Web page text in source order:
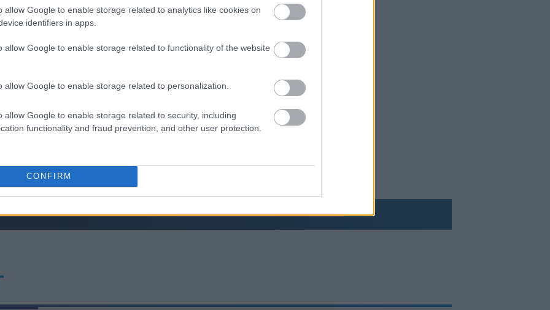
allow Google to enable storage related to analytics like cookies on
identifiers in apps.
allow Google to enable storage related to functionality of the website
allow Google to enable storage related to personalization.
allow Google to enable storage related to security, including
functionality and fraud prevention, and other user protection.
CONFIRM
από τα δάνεια του ν. Κατσέλη
«κόκκινες γραμμές» για το περιβάλλον
και επενδύσεις
της ελληνικής βιομηχανίας
ανάπτυξης του κέντρου δεδομένων
Stargate
08:31
5 γραφικά ψαροχώρια της Ελλάδας
που δεν έχετε ανακαλύψει ακόμα
στρες τεστ
Τα ανοιχτά μέτωπα για την ενίσχυση
της ελληνικής βιομηχανίας
Τράπεζες: Στα 55,5 εκατ. ευρώ ο
Κατσέλη
μουσουλμάνων